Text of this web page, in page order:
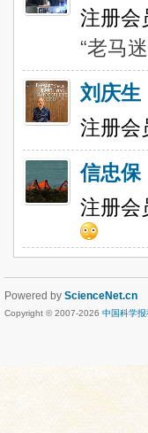
注册会
“老马
刘庆生
注册会
信忠保
注册会
Powered by ScienceNet.cn
Copyright © 2007-2026 中国科学报